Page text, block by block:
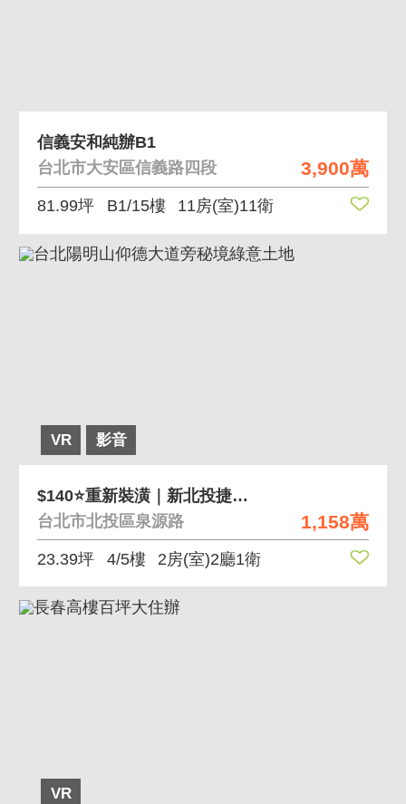
3,900萬
信義安和純辦B1
台北市大安區信義路四段
81.99坪 B1/15樓 11房(室)11衛
VR 影音
1,158萬
$140⭐重新裝潢｜新北投捷運站｜美寓
台北市北投區泉源路
23.39坪 4/5樓 2房(室)2廳1衛
VR